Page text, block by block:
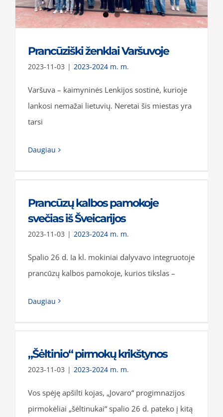
Prancūziški ženklai Varšuvoje
2023-11-03 | 2023-2024 m. m.
Varšuva – kaimyninės Lenkijos sostinė, kurioje
lankosi nemažai lietuvių. Neretai šis miestas yra
tarsi
Daugiau
Prancūzų kalbos pamokoje
svečias iš Šveicarijos
2023-11-03 | 2023-2024 m. m.
Spalio 26 d. Ia kl. mokiniai dalyvavo integruotoje
prancūzų kalbos pamokoje, kurios tikslas –
Daugiau
„Šėltinio“ pirmokų krikštynos
2023-11-03 | 2023-2024 m. m.
Vos spėję apšilti kojas, „Jovaro“ progimnazijos
pirmokėliai „šėltinukai“ spalio 26 d. pateko į kitą